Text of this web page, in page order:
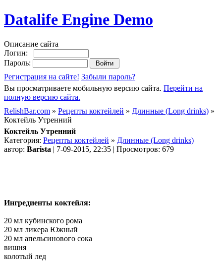
Datalife Engine Demo
Описание сайта
Логин:
Пароль:
Регистрация на сайте! Забыли пароль?
Вы просматриваете мобильную версию сайта. Перейти на
полную версию сайта.
RelishBar.com » Рецепты коктейлей » Длинные (Long drinks) »
Коктейль Утренний
Коктейль Утренний
Категория: Рецепты коктейлей » Длинные (Long drinks)
автор: Barista | 7-09-2015, 22:35 | Просмотров: 679
Ингредиенты коктейля:
20 мл кубинского рома
20 мл ликера Южный
20 мл апельсинового сока
вишня
колотый лед